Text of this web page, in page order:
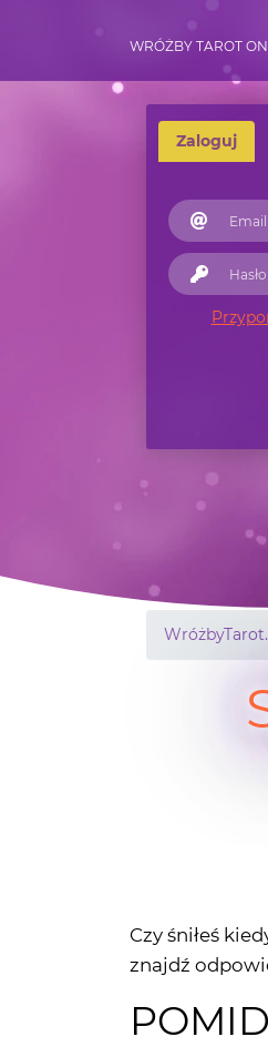
WRÓŻBY TAROT
Zaloguj
Czy śniłeś
znajdź